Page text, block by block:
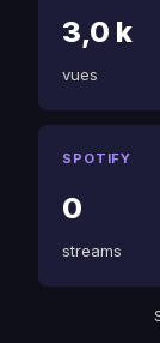
3,0 k
vues
SPOTIFY
0
streams